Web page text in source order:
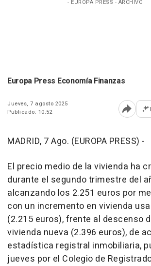
- EUROPA PRESS - ARCHIVO
Europa Press Economía Finanzas
Jueves, 7 agosto 2025
Publicado: 10:52
Abrir
MADRID, 7 Ago. (EUROPA PRESS) -
El precio medio de la vivienda ha
durante el segundo trimestre del
alcanzando los 2.251 euros por
con un incremento en vivienda
(2.215 euros), frente al descenso
vivienda nueva (2.396 euros), de
estadística registral inmobiliaria,
jueves por el Colegio de